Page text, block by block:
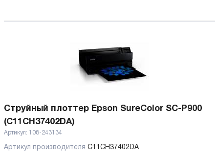
Струйный плоттер Epson SureColor SC-P900
(C11CH37402DA)
Артикул: 108-243134
Артикул производителя C11CH37402DA